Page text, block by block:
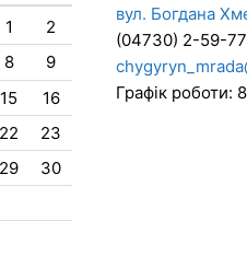
1
2
8
9
15
16
22
23
29
30
вул. Богдана
(04730) 2-59-77
Графік роботи: